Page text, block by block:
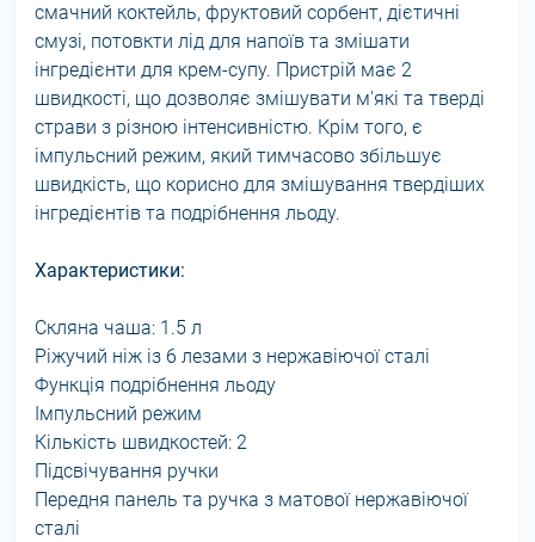
смачний коктейль, фруктовий сорбент, дієтичні
смузі, потовкти лід для напоїв та змішати
інгредієнти для крем-супу. Пристрій має 2
швидкості, що дозволяє змішувати м'які та тверді
страви з різною інтенсивністю. Крім того, є
імпульсний режим, який тимчасово збільшує
швидкість, що корисно для змішування твердіших
інгредієнтів та подрібнення льоду.
Характеристики:
Скляна чаша: 1.5 л
Ріжучий ніж із 6 лезами з нержавіючої сталі
Функція подрібнення льоду
Імпульсний режим
Кількість швидкостей: 2
Підсвічування ручки
Передня панель та ручка з матової нержавіючої
сталі